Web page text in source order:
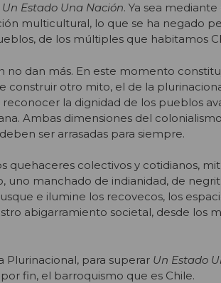
Un Estado Una Nación. Ya sea
multicultural, lo que se ha negado
de los múltiples que habitamos
no dan más. En este momento
construir otro mito, el de la
la dignidad de los pueblos
Ambas dimensiones del
ser arrasadas para siempre.
quehaceres colectivos y cotidianos,
uno manchado de indianidad, de
e ilumine los recovecos, los
abigarramiento societal, desde los
Plurinacional, para superar Un Estado
fin, el barroquismo que es Chile.